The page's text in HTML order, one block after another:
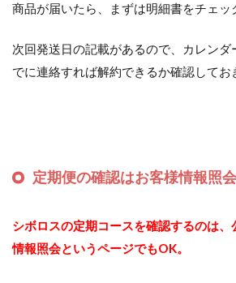
商品が届いたら、まずは明細書をチェッ
次回発送日の記載があるので、カレンダ
でに連絡すれば解約できるか確認してお
定期便の確認はお客様情報照会
シボロスの定期コースを確認するのは
情報照会というページでもOK。